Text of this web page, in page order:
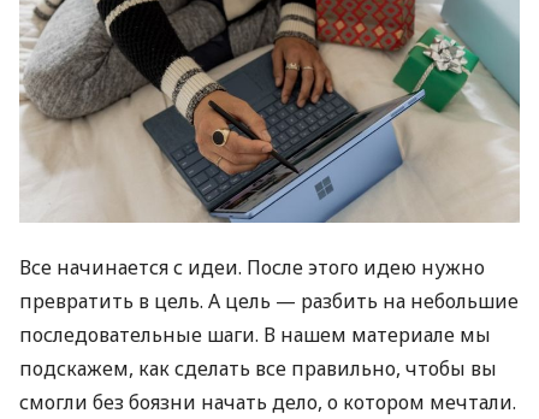
Все начинается с идеи. После этого идею нужно
превратить в цель. А цель — разбить на небольшие
последовательные шаги. В нашем материале мы
подскажем, как сделать все правильно, чтобы вы
смогли без боязни начать дело, о котором мечтали.